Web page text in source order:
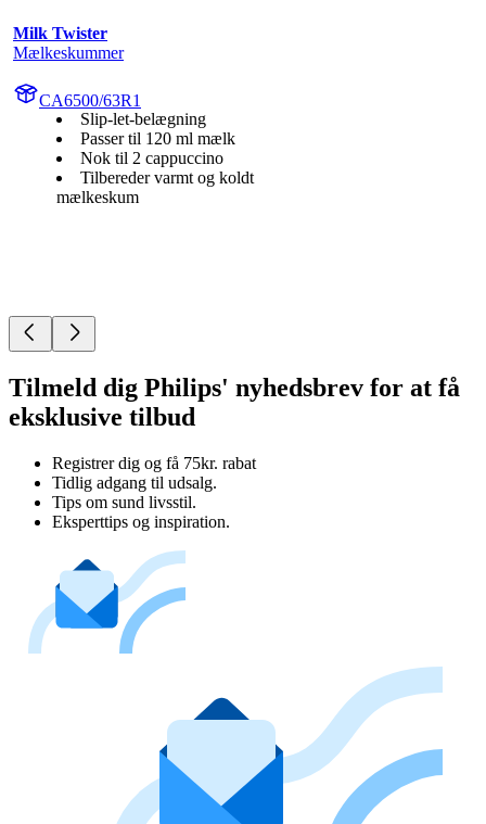
Milk Twister
Mælkeskummer
CA6500/63R1
Slip-let-belægning
Passer til 120 ml mælk
Nok til 2 cappuccino
Tilbereder varmt og koldt
mælkeskum
Tilmeld dig Philips' nyhedsbrev for at få
eksklusive tilbud
Registrer dig og få 75kr. rabat
Tidlig adgang til udsalg.
Tips om sund livsstil.
Eksperttips og inspiration.